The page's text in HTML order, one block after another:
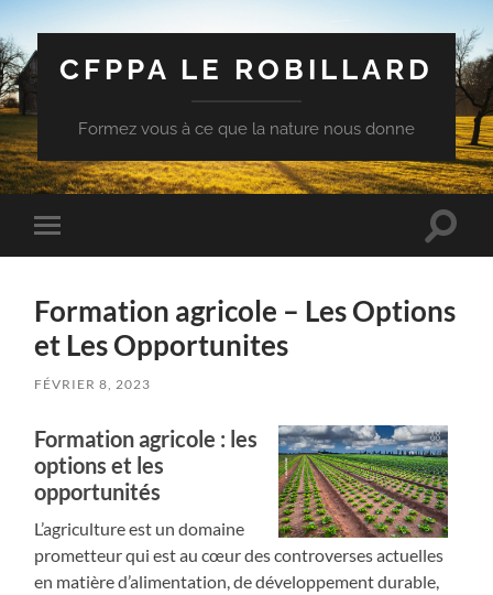
CFPPA LE ROBILLARD
Formez vous à ce que la nature nous donne
Toggle
mobile
Toggle
Formation agricole – Les Options
et Les Opportunites
FÉVRIER 8, 2023
Formation agricole : les
options et les
opportunités
L’agriculture est un domaine
prometteur qui est au cœur des controverses actuelles
en matière d’alimentation, de développement durable,